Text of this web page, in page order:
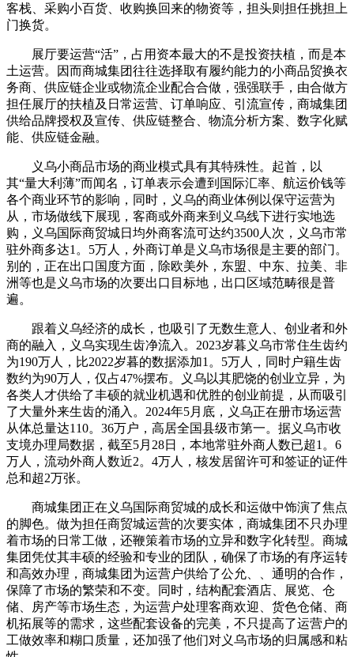
客栈、采购小百货、收购换回来的物资等，担头则担任挑担上
门换货。
展厅要运营“活”，占用资本最大的不是投资扶植，而是本
土运营。因而商城集团往往选择取有履约能力的小商品贸换衣
务商、供应链企业或物流企业配合合做，强强联手，由合做方
担任展厅的扶植及日常运营、订单响应、引流宣传，商城集团
供给品牌授权及宣传、供应链整合、物流分析方案、数字化赋
能、供应链金融。
义乌小商品市场的商业模式具有其特殊性。起首，以
其“量大利薄”而闻名，订单表示会遭到国际汇率、航运价钱等
各个商业环节的影响，同时，义乌的商业体例以保守运营为
从，市场做线下展现，客商或外商来到义乌线下进行实地选
购，义乌国际商贸城日均外商客流可达约3500人次，义乌市常
驻外商多达1。5万人，外商订单是义乌市场很是主要的部门。
别的，正在出口国度方面，除欧美外，东盟、中东、拉美、非
洲等也是义乌市场的次要出口目标地，出口区域范畴很是普
遍。
跟着义乌经济的成长，也吸引了无数生意人、创业者和外
商的融入，义乌实现生齿净流入。2023岁暮义乌市常住生齿约
为190万人，比2022岁暮的数据添加1。5万人，同时户籍生齿
数约为90万人，仅占47%摆布。义乌以其肥饶的创业立异，为
各类人才供给了丰硕的就业机遇和优胜的创业前提，从而吸引
了大量外来生齿的涌入。2024年5月底，义乌正在册市场运营
从体总量达110。36万户，高居全国县级市第一。据义乌市收
支境办理局数据，截至5月28日，本地常驻外商人数已超1。6
万人，流动外商人数近2。4万人，核发居留许可和签证的证件
总和超2万张。
商城集团正在义乌国际商贸城的成长和运做中饰演了焦点
的脚色。做为担任商贸城运营的次要实体，商城集团不只办理
着市场的日常工做，还鞭策着市场的立异和数字化转型。商城
集团凭仗其丰硕的经验和专业的团队，确保了市场的有序运转
和高效办理，商城集团为运营户供给了公允、、通明的合作，
保障了市场的繁荣和不变。同时，结构配套酒店、展览、仓
储、房产等市场生态，为运营户处理客商欢迎、货色仓储、商
机拓展等的需求，这些配套设备的完美，不只提高了运营户的
工做效率和糊口质量，还加强了他们对义乌市场的归属感和粘